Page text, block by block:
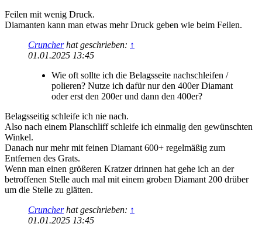
Feilen mit wenig Druck.
Diamanten kann man etwas mehr Druck geben wie beim Feilen.
Cruncherhat geschrieben: ↑
01.01.2025 13:45
Wie oft sollte ich die Belagsseite nachschleifen /
polieren? Nutze ich dafür nur den 400er Diamant
oder erst den 200er und dann den 400er?
Belagsseitig schleife ich nie nach.
Also nach einem Planschliff schleife ich einmalig den gewünschten
Winkel.
Danach nur mehr mit feinen Diamant 600+ regelmäßig zum
Entfernen des Grats.
Wenn man einen größeren Kratzer drinnen hat gehe ich an der
betroffenen Stelle auch mal mit einem groben Diamant 200 drüber
um die Stelle zu glätten.
Cruncherhat geschrieben: ↑
01.01.2025 13:45